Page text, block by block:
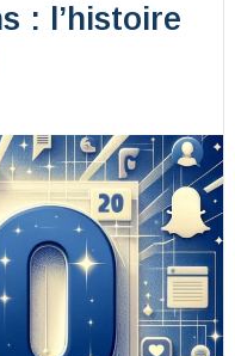
: l’histoire